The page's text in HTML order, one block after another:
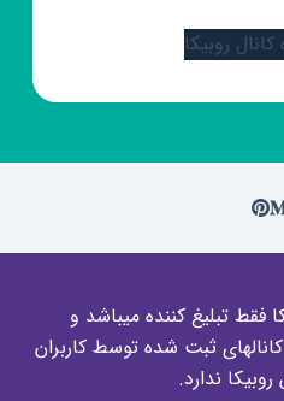
کانال روبیکا
فقط تبلیغ کننده میباشد و
ثبت شده توسط کاربران
ندارد.